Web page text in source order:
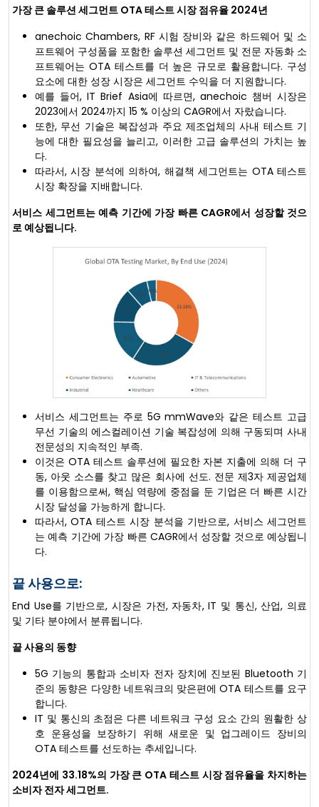
가장 큰 솔루션 세그먼트 OTA 테스트 시장 점유율 2024년
anechoic Chambers, RF 시험 장비와 같은 하드웨어 및 소
프트웨어 구성품을 포함한 솔루션 세그먼트 및 전문 자동화 소
프트웨어는 OTA 테스트를 더 높은 규모로 활용합니다. 구성
요소에 대한 성장 시장은 세그먼트 수익을 더 지원합니다.
예를 들어, IT Brief Asia에 따르면, anechoic 챔버 시장은
2023에서 2024까지 15 % 이상의 CAGR에서 자랐습니다.
또한, 무선 기술은 복잡성과 주요 제조업체의 사내 테스트 기
능에 대한 필요성을 늘리고, 이러한 고급 솔루션의 가치는 높
다.
따라서, 시장 분석에 의하여, 해결책 세그먼트는 OTA 테스트
시장 확장을 지배합니다.
서비스 세그먼트는 예측 기간에 가장 빠른 CAGR에서 성장할 것으
로 예상됩니다.
서비스 세그먼트는 주로 5G mmWave와 같은 테스트 고급
무선 기술의 에스컬레이션 기술 복잡성에 의해 구동되며 사내
전문성의 지속적인 부족.
이것은 OTA 테스트 솔루션에 필요한 자본 지출에 의해 더 구
동, 아웃 소스를 찾고 많은 회사에 선도. 전문 제3자 제공업체
를 이용함으로써, 핵심 역량에 중점을 둔 기업은 더 빠른 시간
시장 달성을 가능하게 합니다.
따라서, OTA 테스트 시장 분석을 기반으로, 서비스 세그먼트
는 예측 기간에 가장 빠른 CAGR에서 성장할 것으로 예상됩니
다.
끝 사용으로:
End Use를 기반으로, 시장은 가전, 자동차, IT 및 통신, 산업, 의료
및 기타 분야에서 분류됩니다.
끝 사용의 동향
5G 기능의 통합과 소비자 전자 장치에 진보된 Bluetooth 기
준의 동향은 다양한 네트워크의 맞은편에 OTA 테스트를 요구
합니다.
IT 및 통신의 초점은 다른 네트워크 구성 요소 간의 원활한 상
호 운용성을 보장하기 위해 새로운 및 업그레이드 장비의
OTA 테스트를 선도하는 추세입니다.
2024년에 33.18%의 가장 큰 OTA 테스트 시장 점유율을 차지하는
소비자 전자 세그먼트.